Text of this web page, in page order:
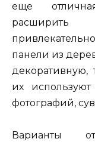
еще
панели из
их
фотографий,
Варианты